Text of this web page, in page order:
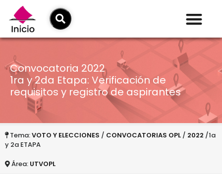
Convocatoria 2022
1ra y 2da Etapa: Verificación de
requisitos y registro de aspirantes
Tema:VOTO Y ELECCIONES / CONVOCATORIAS OPL / 2022 /1a
y 2a ETAPA
Área: UTVOPL